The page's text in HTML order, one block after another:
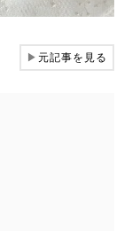
▶元記事を見る